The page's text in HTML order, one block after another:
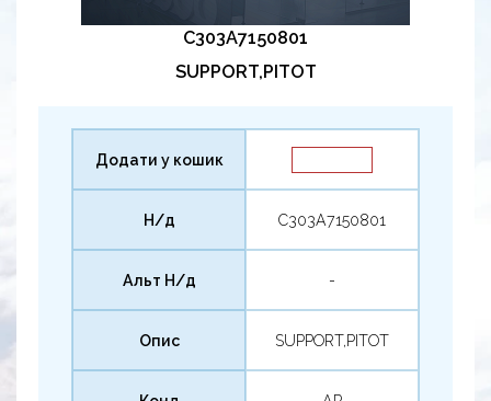
C303A7150801
SUPPORT,PITOT
Додати у кошик
Н/д C303A7150801
Альт Н/д -
Опис SUPPORT,PITOT